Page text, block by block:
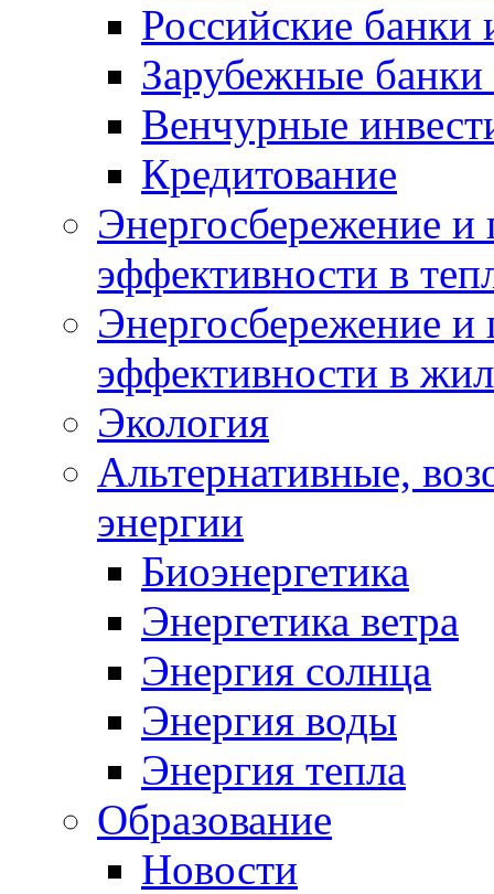
Российские
Зарубежные
Венчурные
Кредитование
Энергосбережение и
эффективности в
Энергосбережение и
эффективности в
Экология
Альтернативные,
энергии
Биоэнергетика
Энергетика ветра
Энергия солнца
Энергия воды
Энергия тепла
Образование
Новости